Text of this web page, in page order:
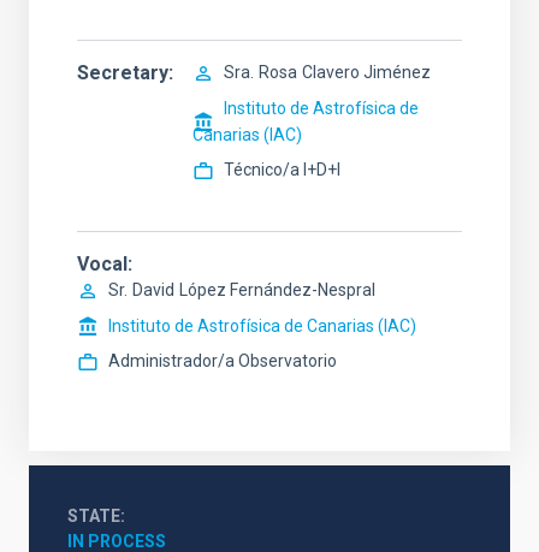
Secretary Sra. Rosa Clavero Jiménez
Instituto de Astrofísica de
Canarias (IAC)
Técnico/a I+D+I
Vocal
Sr. David
López Fernández-Nespral
Instituto de Astrofísica de Canarias (IAC)
Administrador/a Observatorio
STATE
IN PROCESS